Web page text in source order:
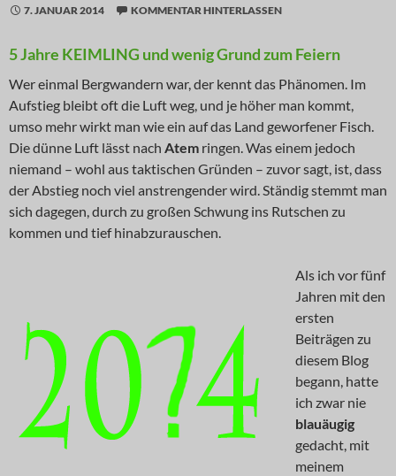
7. JANUAR 2014 KOMMENTAR HINTERLASSEN
5 Jahre KEIMLING und wenig Grund zum Feiern
Wer einmal Bergwandern war, der kennt das Phänomen. Im
Aufstieg bleibt oft die Luft weg, und je höher man kommt,
umso mehr wirkt man wie ein auf das Land geworfener Fisch.
Die dünne Luft lässt nach Atem ringen. Was einem jedoch
niemand – wohl aus taktischen Gründen – zuvor sagt, ist, dass
der Abstieg noch viel anstrengender wird. Ständig stemmt man
sich dagegen, durch zu großen Schwung ins Rutschen zu
kommen und tief hinabzurauschen.
Als ich vor fünf
Jahren mit den
ersten
Beiträgen zu
diesem Blog
begann, hatte
ich zwar nie
blauäugig
gedacht, mit
meinem